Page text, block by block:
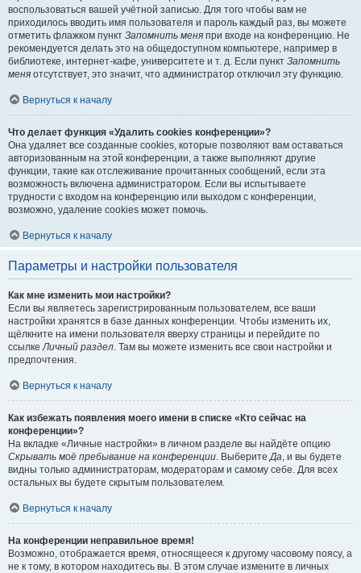
воспользоваться вашей учётной записью. Для того чтобы вам не
приходилось вводить имя пользователя и пароль каждый раз, вы можете
отметить флажком пункт Запомнить меня при входе на конференцию. Не
рекомендуется делать это на общедоступном компьютере, например в
библиотеке, интернет-кафе, университете и т. д. Если пункт Запомнить
меня отсутствует, это значит, что администратор отключил эту функцию.
Вернуться к началу
Что делает функция «Удалить cookies конференции»?
Она удаляет все созданные cookies, которые позволяют вам оставаться
авторизованным на этой конференции, а также выполняют другие
функции, такие как отслеживание прочитанных сообщений, если эта
возможность включена администратором. Если вы испытываете
трудности с входом на конференцию или выходом с конференции,
возможно, удаление cookies может помочь.
Вернуться к началу
Параметры и настройки пользователя
Как мне изменить мои настройки?
Если вы являетесь зарегистрированным пользователем, все ваши
настройки хранятся в базе данных конференции. Чтобы изменить их,
щёлкните на имени пользователя вверху страницы и перейдите по
ссылкеЛичный раздел. Там вы можете изменить все свои настройки и
предпочтения.
Вернуться к началу
Как избежать появления моего имени в списке «Кто сейчас на
конференции»?
На вкладке «Личные настройки» в личном разделе вы найдёте опцию
Скрывать моё пребывание на конференции. ВыберитеДа, и вы будете
видны только администраторам, модераторам и самому себе. Для всех
остальных вы будете скрытым пользователем.
Вернуться к началу
На конференции неправильное время!
Возможно, отображается время, относящееся к другому часовому поясу, а
не к тому, в котором находитесь вы. В этом случае измените в личных